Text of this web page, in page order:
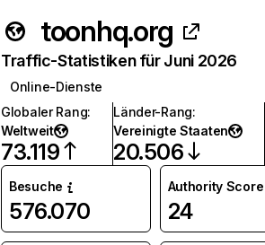
toonhq.org
Traffic-Statistiken für Juni 2026
Online-Dienste
Globaler Rang:
Weltweit
73.119
Länder-Rang:
Vereinigte Staaten
20.506
Besuche
576.070
Authority Score
24